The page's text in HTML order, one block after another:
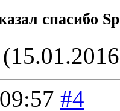
cпасибо
09:57 #4